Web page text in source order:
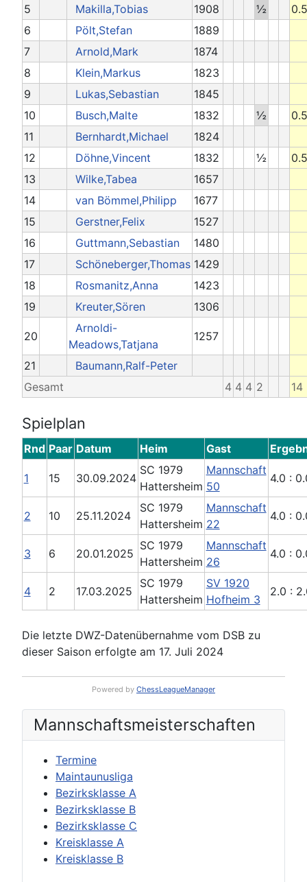
Mannschafts­meisterschaften
Termine
Maintaunusliga
Bezirksklasse A
Bezirksklasse B
Bezirksklasse C
Kreisklasse A
Kreisklasse B
5
Makilla,Tobias 1908 ½
0.5
6
Pölt,Stefan
1889
7
Arnold,Mark
1874
8
Klein,Markus
1823
9
Lukas,Sebastian
1845
10
Busch,Malte 1832 ½
0.5
11
Bernhardt,Michael
1824
12
Döhne,Vincent 1832 ½
0.5
13
Wilke,Tabea
1657
14
van Bömmel,Philipp
1677
15
Gerstner,Felix
1527
16
Guttmann,Sebastian
1480
17
Schöneberger,Thomas 1429
18
Rosmanitz,Anna
1423
19
Kreuter,Sören 1306
20
Arnoldi-
Meadows,Tatjana
1257
21
Baumann,Ralf-Peter
Gesamt
4 4 4 2 14
Spielplan
Rnd Paar Datum Heim Gast
1 15 30.09.2024
SC 1979
Hattersheim
Mannschaft
50
4.0 :
2 10 25.11.2024
SC 1979
Hattersheim
Mannschaft
22
4.0 :
3 6 20.01.2025
SC 1979
Hattersheim
Mannschaft
26
4.0 :
4 2 17.03.2025
SC 1979
Hattersheim
SV 1920
Hofheim 3
2.0 :
Die letzte DWZ-Datenübernahme vom DSB zu
dieser Saison erfolgte am 17. Juli 2024
Powered by ChessLeagueManager